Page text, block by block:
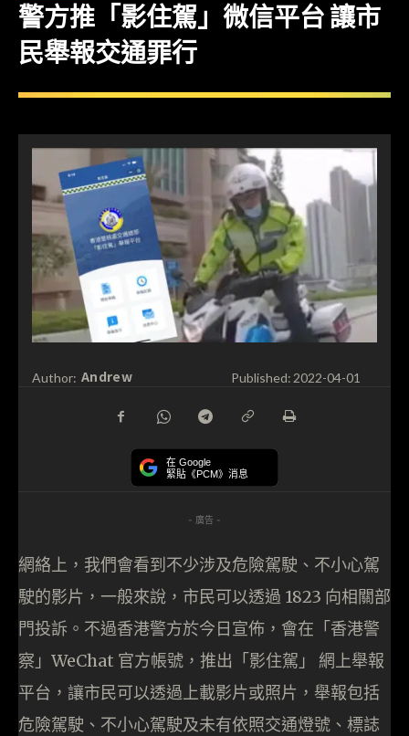
警方推「影住駕」微信平台 讓市
民舉報交通罪行
Author: Andrew Published: 2022-04-01
在 Google
緊貼《PCM》消息
- 廣告 -
網絡上，我們會看到不少涉及危險駕駛、不小心駕
駛的影片，一般來說，市民可以透過 1823 向相關部
門投訴。不過香港警方於今日宣佈，會在「香港警
察」WeChat 官方帳號，推出「影住駕」 網上舉報
平台，讓市民可以透過上載影片或照片，舉報包括
危險駕駛、不小心駕駛及未有依照交通燈號、標誌